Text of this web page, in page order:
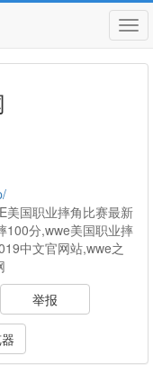
美国职业摔角比赛最新
100分,wwe美国职业摔
中文官网站,wwe之
举报